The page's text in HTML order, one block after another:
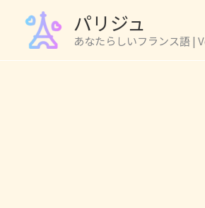
content
パリジュ
あなたらしいフランス語 |